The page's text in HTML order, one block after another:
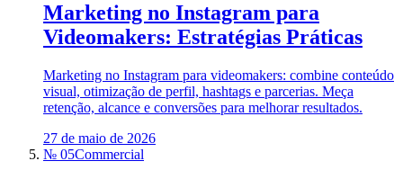
Marketing no Instagram para
Videomakers: Estratégias Práticas
Marketing no Instagram para videomakers: combine conteúdo
visual, otimização de perfil, hashtags e parcerias. Meça
retenção, alcance e conversões para melhorar resultados.
27 de maio de 2026
№ 05Commercial